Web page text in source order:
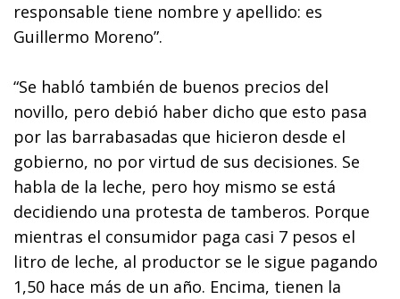
responsable tiene nombre y apellido: es
Guillermo Moreno”.
“Se habló también de buenos precios del
novillo, pero debió haber dicho que esto pasa
por las barrabasadas que hicieron desde el
gobierno, no por virtud de sus decisiones. Se
habla de la leche, pero hoy mismo se está
decidiendo una protesta de tamberos. Porque
mientras el consumidor paga casi 7 pesos el
litro de leche, al productor se le sigue pagando
1,50 hace más de un año. Encima, tienen la